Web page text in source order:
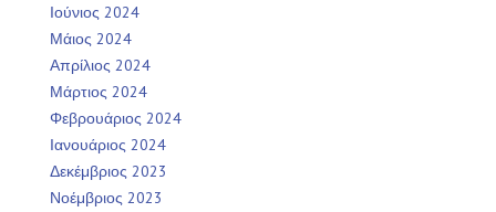
Ιούνιος 2024
Μάιος 2024
Απρίλιος 2024
Μάρτιος 2024
Φεβρουάριος 2024
Ιανουάριος 2024
Δεκέμβριος 2023
Νοέμβριος 2023